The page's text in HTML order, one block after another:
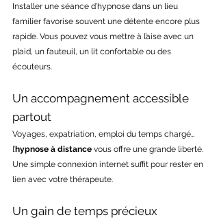
Installer une séance d’hypnose dans un lieu
familier favorise souvent une détente encore plus
rapide. Vous pouvez vous mettre à l’aise avec un
plaid, un fauteuil, un lit confortable ou des
écouteurs.
Un accompagnement accessible
partout
Voyages, expatriation, emploi du temps chargé…
l’hypnose à distance vous offre une grande liberté.
Une simple connexion internet suffit pour rester en
lien avec votre thérapeute.
Un gain de temps précieux